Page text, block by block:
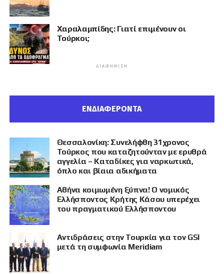
Χαραλαμπίδης: Γιατί επιμένουν οι
Τούρκοι;
ΔΙΑΦΉΜΙΣΗ
ΕΝΔΙΑΦΕΡΟΝΤΑ
Θεσσαλονίκη: Συνελήφθη 31χρονος
Τούρκος που καταζητούνταν με ερυθρά
αγγελία – Καταδίκες για ναρκωτικά,
όπλο και βίαια αδικήματα
Αθήνα κοιμωμένη ξύπνα! Ο νομικός
Ελλήσποντος Κρήτης Κάσου υπερέχει
του πραγματικού Ελλήσποντου
Αντιδράσεις στην Τουρκία για τον GSI
μετά τη συμφωνία Meridiam